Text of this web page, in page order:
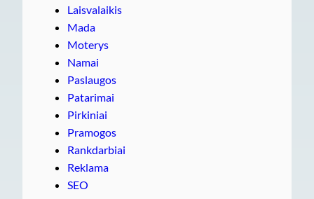
Laisvalaikis
Mada
Moterys
Namai
Paslaugos
Patarimai
Pirkiniai
Pramogos
Rankdarbiai
Reklama
SEO